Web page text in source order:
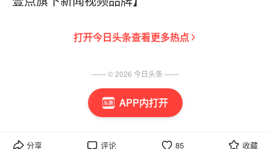
APP内打开
打开今日头条查看更多热点
分享 评论 85 收藏
—— ©2026 今日头条 ——